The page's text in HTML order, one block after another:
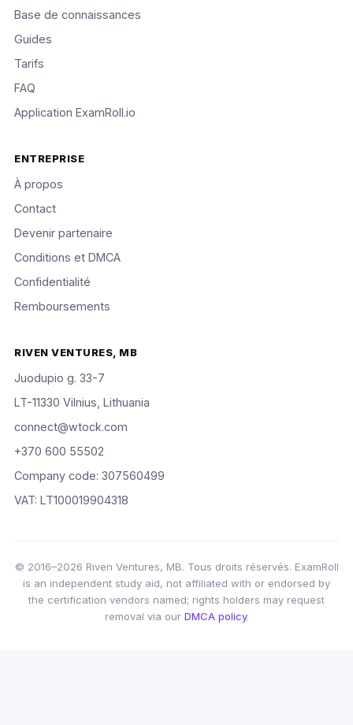
Base de connaissances
Guides
Tarifs
FAQ
Application ExamRoll.io
ENTREPRISE
À propos
Contact
Devenir partenaire
Conditions et DMCA
Confidentialité
Remboursements
RIVEN VENTURES, MB
Juodupio g. 33-7
LT-11330 Vilnius, Lithuania
connect@wtock.com
+370 600 55502
Company code: 307560499
VAT: LT100019904318
© 2016–2026 Riven Ventures, MB. Tous droits réservés. ExamRoll
is an independent study aid, not affiliated with or endorsed by
the certification vendors named; rights holders may request
removal via our DMCA policy.